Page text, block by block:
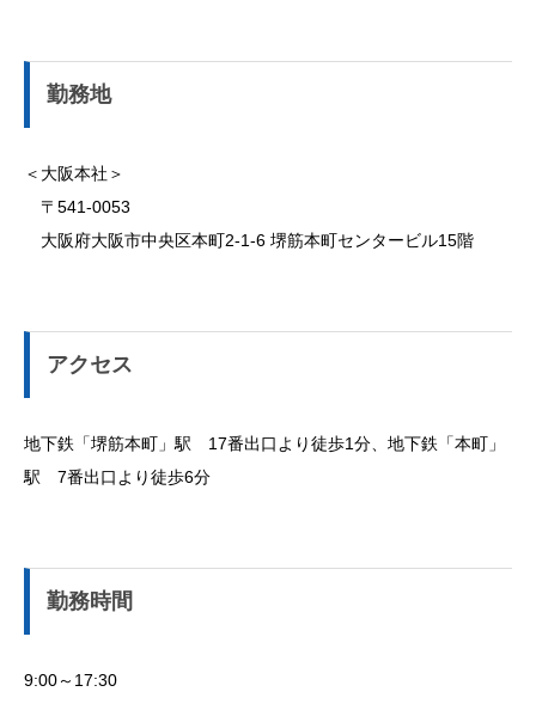
勤務地
＜大阪本社＞
〒541-0053
大阪府大阪市中央区本町2-1-6 堺筋本町センタービル15階
アクセス
地下鉄「堺筋本町」駅 17番出口より徒歩1分、地下鉄「本町」
駅 7番出口より徒歩6分
勤務時間
9:00～17:30